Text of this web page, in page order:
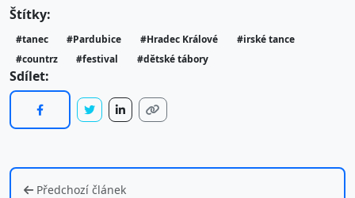
Štítky:
#tanec #Pardubice #Hradec Králové
#irské tance
#countrz
#festival #dětské tábory
Sdílet:
Předchozí článek